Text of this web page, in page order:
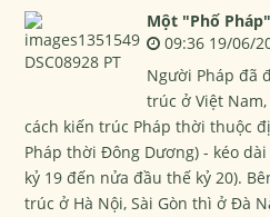
Một "Phố
09:36 19/06/
Người Pháp đã
trúc ở Việt
cách kiến trúc Pháp thời thuộc
Pháp thời Đông Dương) - kéo
kỷ 19 đến nửa đầu thế kỷ 20).
trúc ở Hà Nội, Sài Gòn thì ở Đà